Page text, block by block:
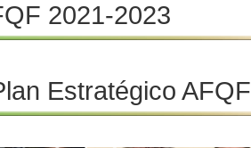
2021-2023
Estratégico AFQF